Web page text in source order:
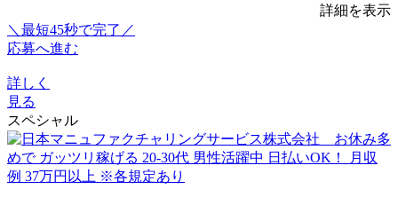
詳細を表示
＼最短45秒で完了／
応募へ進む
詳しく
見る
スペシャル